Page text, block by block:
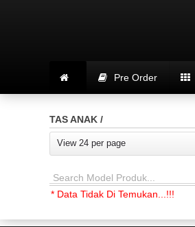
Pre Order
TAS ANAK /
View 24 per page
Search Model Produk...
* Data Tidak Di Temukan...!!!